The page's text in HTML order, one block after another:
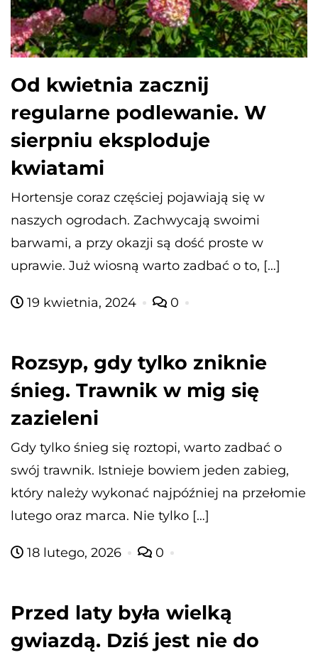
Od kwietnia zacznij
regularne podlewanie. W
sierpniu eksploduje
kwiatami
Hortensje coraz częściej pojawiają się w
naszych ogrodach. Zachwycają swoimi
barwami, a przy okazji są dość proste w
uprawie. Już wiosną warto zadbać o to, […]
19 kwietnia, 2024 0
Rozsyp, gdy tylko zniknie
śnieg. Trawnik w mig się
zazieleni
Gdy tylko śnieg się roztopi, warto zadbać o
swój trawnik. Istnieje bowiem jeden zabieg,
który należy wykonać najpóźniej na przełomie
lutego oraz marca. Nie tylko […]
18 lutego, 2026 0
Przed laty była wielką
gwiazdą. Dziś jest nie do